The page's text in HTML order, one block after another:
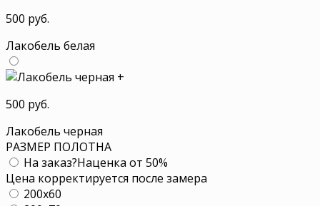
500 руб.
Лакобель белая
+
500 руб.
Лакобель черная
РАЗМЕР ПОЛОТНА
На заказ?Наценка от 50%
Цена корректируется после замера
200x60